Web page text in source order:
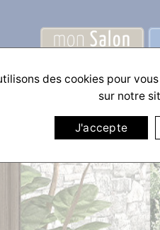
des cookies pour
sur notre
J'accepte